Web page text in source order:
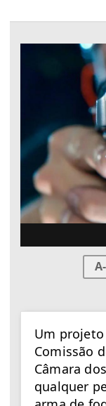
A-
Um
Comissão
Câmara
qualquer